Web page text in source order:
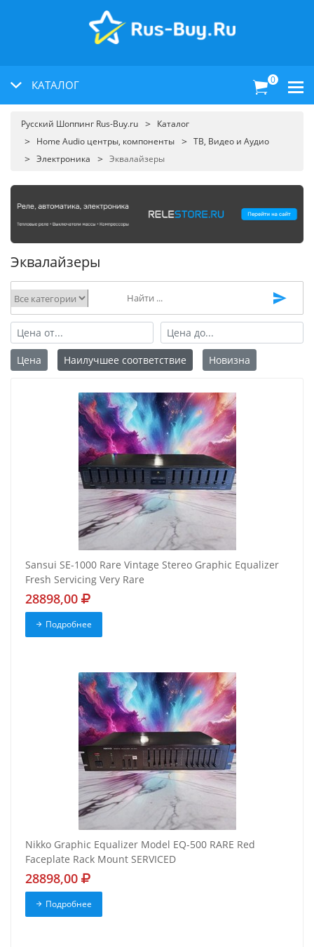
КАТАЛОГ 0
Русский Шоппинг Rus-Buy.ru
Каталог
Home Audio центры, компоненты
ТВ, Видео и Аудио
Электроника
Эквалайзеры
Эквалайзеры
Цена Наилучшее соответствие Новизна
Sansui SE-1000 Rare Vintage Stereo Graphic Equalizer
Fresh Servicing Very Rare
28898,00
Подробнее
Nikko Graphic Equalizer Model EQ-500 RARE Red
Faceplate Rack Mount SERVICED
28898,00
Подробнее